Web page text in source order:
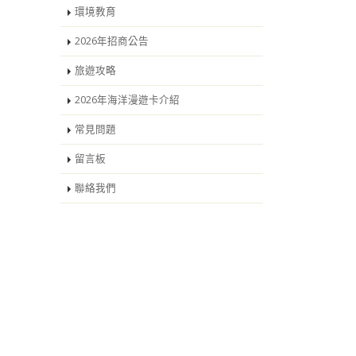
環境教育
2026年招商公告
旅遊攻略
2026年海洋漫遊卡介紹
常見問題
留言板
聯絡我們